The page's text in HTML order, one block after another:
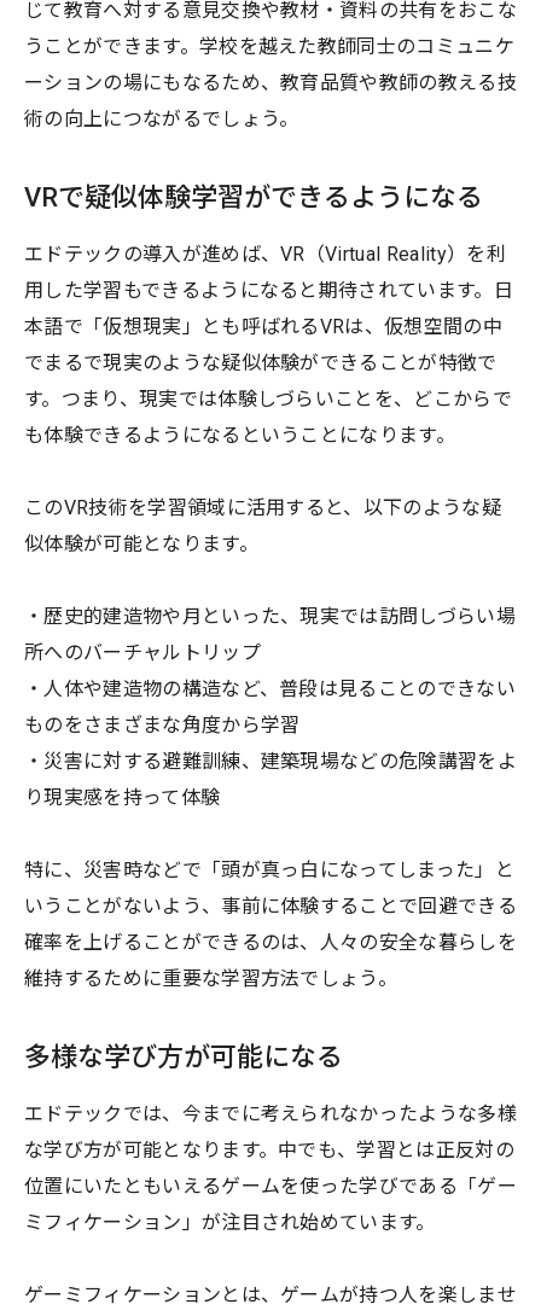
じて教育へ対する意見交換や教材・資料の共有をおこな
うことができます。学校を越えた教師同士のコミュニケ
ーションの場にもなるため、教育品質や教師の教える技
術の向上につながるでしょう。
VRで疑似体験学習ができるようになる
エドテックの導入が進めば、VR（Virtual Reality）を利
用した学習もできるようになると期待されています。日
本語で「仮想現実」とも呼ばれるVRは、仮想空間の中
でまるで現実のような疑似体験ができることが特徴で
す。つまり、現実では体験しづらいことを、どこからで
も体験できるようになるということになります。
このVR技術を学習領域に活用すると、以下のような疑
似体験が可能となります。
・歴史的建造物や月といった、現実では訪問しづらい場
所へのバーチャルトリップ
・人体や建造物の構造など、普段は見ることのできない
ものをさまざまな角度から学習
・災害に対する避難訓練、建築現場などの危険講習をよ
り現実感を持って体験
特に、災害時などで「頭が真っ白になってしまった」と
いうことがないよう、事前に体験することで回避できる
確率を上げることができるのは、人々の安全な暮らしを
維持するために重要な学習方法でしょう。
多様な学び方が可能になる
エドテックでは、今までに考えられなかったような多様
な学び方が可能となります。中でも、学習とは正反対の
位置にいたともいえるゲームを使った学びである「ゲー
ミフィケーション」が注目され始めています。
ゲーミフィケーションとは、ゲームが持つ人を楽しませ